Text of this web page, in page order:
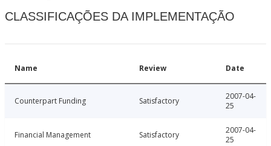
CLASSIFICAÇÕES DA IMPLEMENTAÇÃO
Name Review Date
Counterpart Funding Satisfactory
2007-04-
25
Financial Management Satisfactory
2007-04-
25